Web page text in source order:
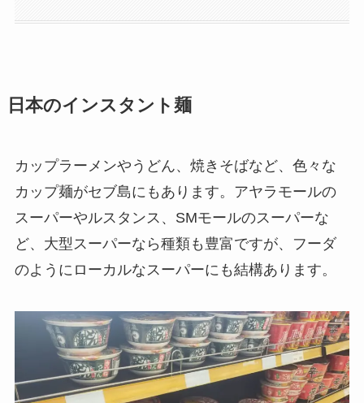
日本のインスタント麺
カップラーメンやうどん、焼きそばなど、色々な
カップ麺がセブ島にもあります。アヤラモールの
スーパーやルスタンス、SMモールのスーパーな
ど、大型スーパーなら種類も豊富ですが、フーダ
のようにローカルなスーパーにも結構あります。